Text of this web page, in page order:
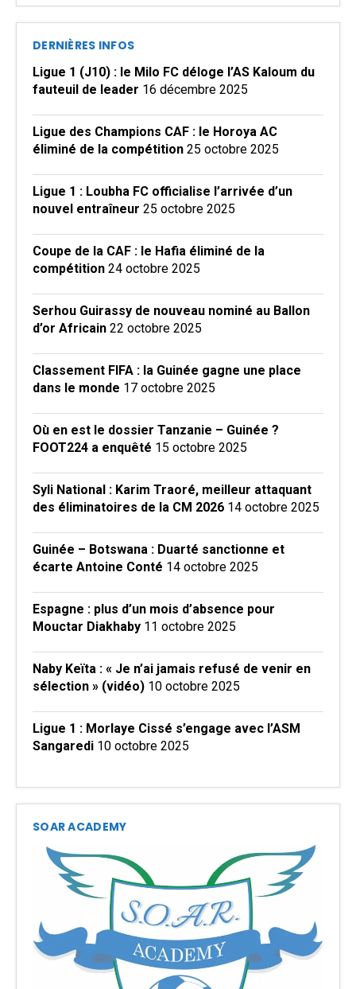
DERNIÈRES INFOS
Ligue 1 (J10) : le Milo FC déloge l’AS Kaloum du
fauteuil de leader 16 décembre 2025
Ligue des Champions CAF : le Horoya AC
éliminé de la compétition 25 octobre 2025
Ligue 1 : Loubha FC officialise l’arrivée d’un
nouvel entraîneur 25 octobre 2025
Coupe de la CAF : le Hafia éliminé de la
compétition 24 octobre 2025
Serhou Guirassy de nouveau nominé au Ballon
d’or Africain 22 octobre 2025
Classement FIFA : la Guinée gagne une place
dans le monde 17 octobre 2025
Où en est le dossier Tanzanie – Guinée ?
FOOT224 a enquêté 15 octobre 2025
Syli National : Karim Traoré, meilleur attaquant
des éliminatoires de la CM 2026 14 octobre 2025
Guinée – Botswana : Duarté sanctionne et
écarte Antoine Conté 14 octobre 2025
Espagne : plus d’un mois d’absence pour
Mouctar Diakhaby 11 octobre 2025
Naby Keïta : « Je n’ai jamais refusé de venir en
sélection » (vidéo) 10 octobre 2025
Ligue 1 : Morlaye Cissé s’engage avec l’ASM
Sangaredi 10 octobre 2025
SOAR ACADEMY